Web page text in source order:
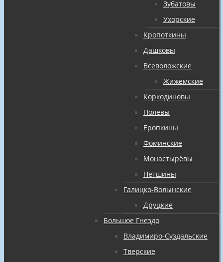
Зубатовы
Ухорские
Кропоткины
Дашковы
Всеволожские
Жижемские
Коркодиновы
Полевы
Еропкины
Фоминские
Монастырёвы
Нетшины
Галицко-Волынские
Друцкие
Большое Гнездо
Владимиро-Суздальские
Тверские